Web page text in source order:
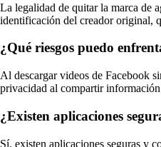
La legalidad de quitar la marca de
identificación del creador original,
¿Qué riesgos puedo
Al descargar videos de Facebook
privacidad al compartir información
¿Existen aplicaciones
Sí, existen aplicaciones seguras y